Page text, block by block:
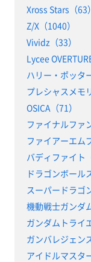
Xross Stars（63）
Z/X（1040）
Vividz（33）
Lycee
ハリー・ポッタ
プレシャスメモ
OSICA（71）
ファイナルファ
ファイアーエム
バディファイト
ドラゴンボール
スーパードラゴ
機動戦士ガンダ
ガンダムトライ
ガンバレジェン
アイドルマスタ